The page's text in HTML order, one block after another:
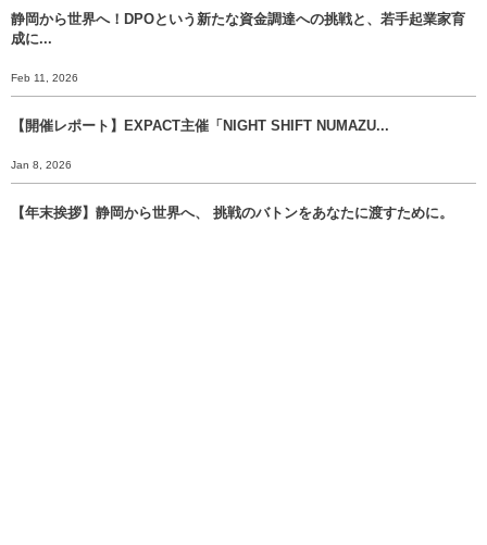
静岡から世界へ！DPOという新たな資金調達への挑戦と、若手起業家育
成に...
Feb 11, 2026
【開催レポート】EXPACT主催「NIGHT SHIFT NUMAZU...
Jan 8, 2026
【年末挨拶】静岡から世界へ、 挑戦のバトンをあなたに渡すために。